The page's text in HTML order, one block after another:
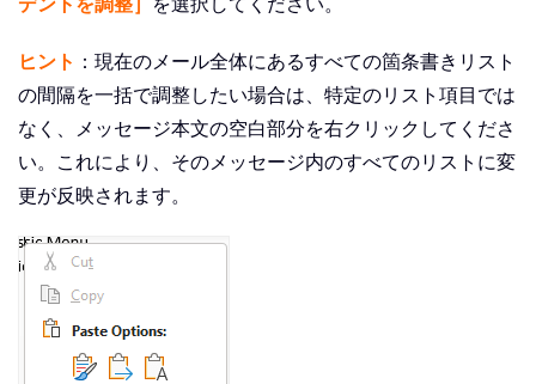
ヒント ：現在のメール全体にあるすべての箇条書きリスト
の間隔を一括で調整したい場合は、特定のリスト項目では
なく、メッセージ本文の空白部分を右クリックしてくださ
い。これにより、そのメッセージ内のすべてのリストに変
更が反映されます。